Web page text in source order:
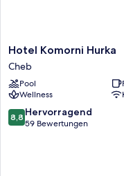
Hotel
Komorni
Hurka
Cheb
Hotel Komorni Hurka
Cheb
Pool
Wellness
8.8
von
8,8 Hervorragend
59 Bewertungen